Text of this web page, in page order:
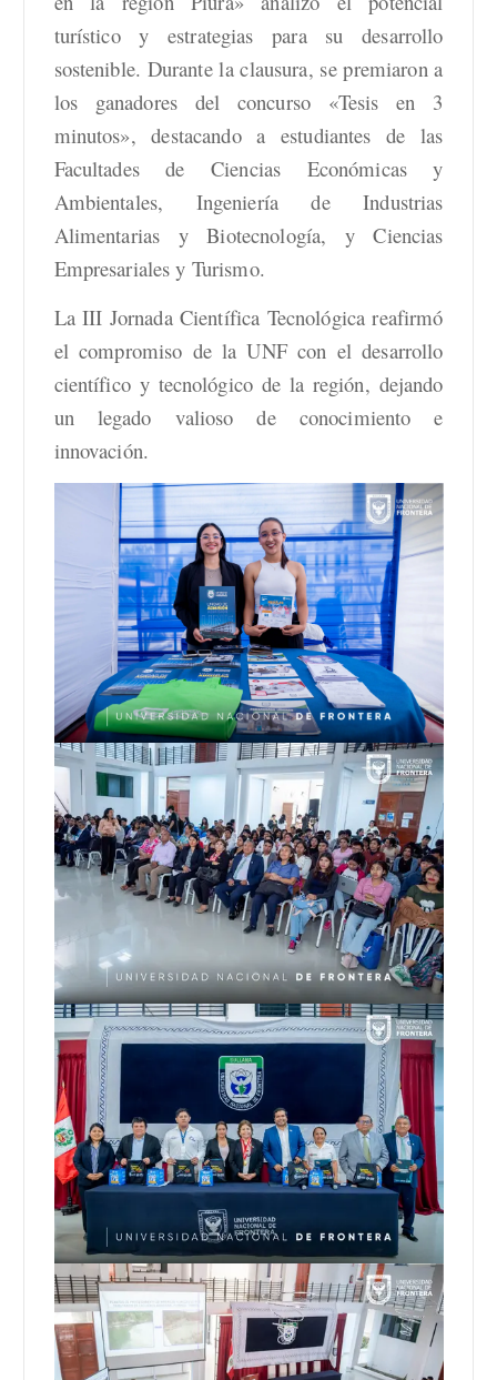
turístico y estrategias para su desarrollo
sostenible. Durante la clausura, se premiaron a
los ganadores del concurso «Tesis en 3
minutos», destacando a estudiantes de las
Facultades de Ciencias Económicas y
Ambientales, Ingeniería de Industrias
Alimentarias y Biotecnología, y Ciencias
Empresariales y Turismo.
La III Jornada Científica Tecnológica reafirmó
el compromiso de la UNF con el desarrollo
científico y tecnológico de la región, dejando
un legado valioso de conocimiento e
innovación.